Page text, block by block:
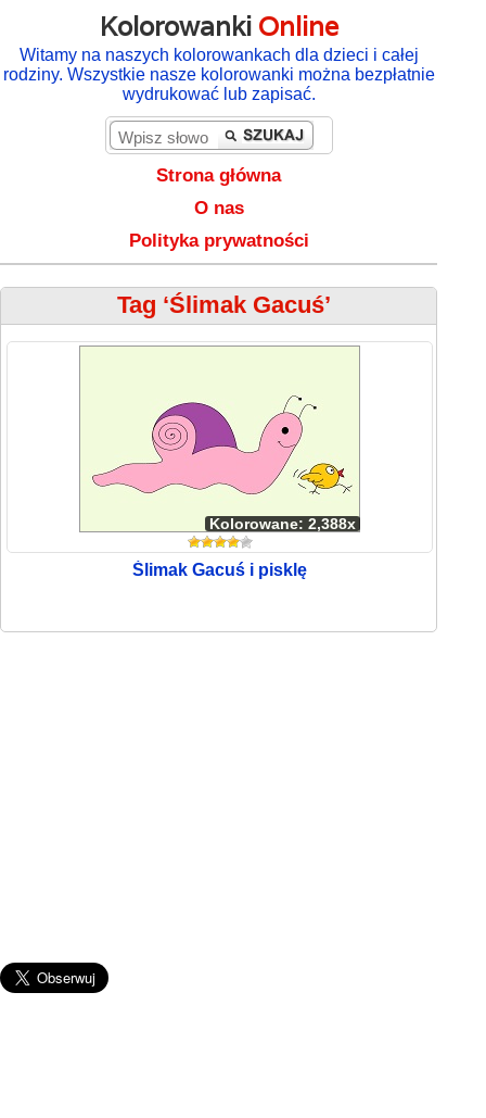
Kolorowanki Online
Witamy na naszych kolorowankach dla dzieci i całej
rodziny. Wszystkie nasze kolorowanki można bezpłatnie
wydrukować lub zapisać.
Strona główna
O nas
Polityka prywatności
Tag ‘Ślimak Gacuś’
Kolorowane: 2,388x
Ślimak Gacuś i pisklę